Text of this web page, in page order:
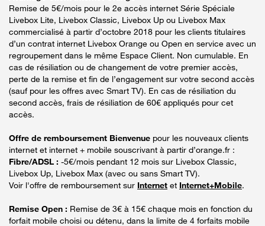
Remise de 5€/mois pour le 2e accès internet Série Spéciale
Livebox Lite, Livebox Classic, Livebox Up ou Livebox Max
commercialisé à partir d’octobre 2018 pour les clients titulaires
d’un contrat internet Livebox Orange ou Open en service avec un
regroupement dans le même Espace Client. Non cumulable. En
cas de résiliation ou de changement de votre premier accès,
perte de la remise et fin de l’engagement sur votre second accès
(sauf pour les offres avec Smart TV). En cas de résiliation du
second accès, frais de résiliation de 60€ appliqués pour cet
accès.
Offre de remboursement Bienvenue pour les nouveaux clients
internet et internet + mobile souscrivant à partir d’orange.fr :
Fibre/ADSL : -5€/mois pendant 12 mois sur Livebox Classic,
Livebox Up, Livebox Max (avec ou sans Smart TV).
Voir l'offre de remboursement sur Internet et Internet+Mobile.
Remise Open : Remise de 3€ à 15€ chaque mois en fonction du
forfait mobile choisi ou détenu, dans la limite de 4 forfaits mobile